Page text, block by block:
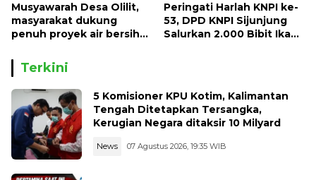
Musyawarah Desa Olilit,
masyarakat dukung
penuh proyek air bersih
Peringati Harlah KNPI ke-
53, DPD KNPI Sijunjung
Salurkan 2.000 Bibit Ikan
Terkini
5 Komisioner KPU Kotim, Kalimantan
Tengah Ditetapkan Tersangka,
Kerugian Negara ditaksir 10 Milyard
News 07 Agustus 2026, 19:35 WIB